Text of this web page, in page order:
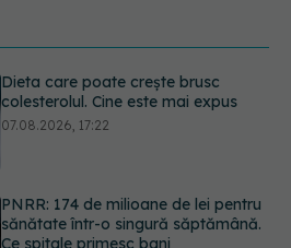
PNRR: 174 de milioane de lei pentru
sănătate într-o singură săptămână.
Cât durează simptomele
menopauzei?